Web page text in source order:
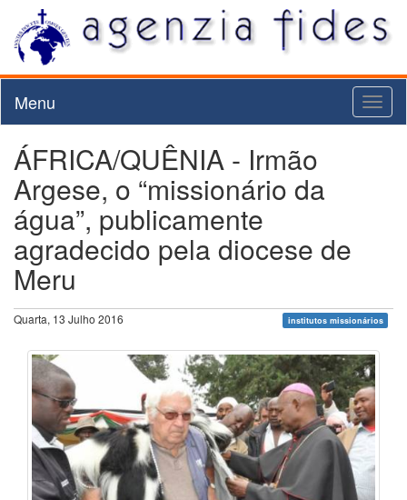
Menu
ÁFRICA/QUÊNIA - Irmão
Argese, o “missionário da
água”, publicamente
agradecido pela diocese de
Meru
Quarta, 13 Julho 2016 institutos missionários